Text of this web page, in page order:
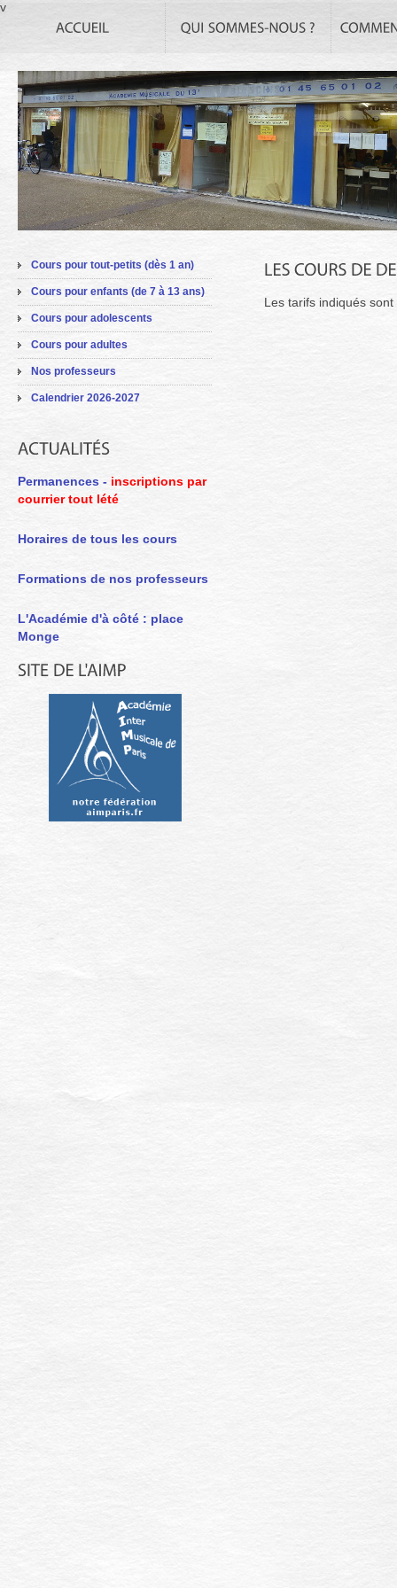
v
Cours pour tout-petits (dès 1 an)
Cours pour enfants (de 7 à 13 ans)
Cours pour adolescents
Cours pour adultes
Nos professeurs
Calendrier 2026-2027
Permanences - inscriptions par
courrier tout lété
Horaires de tous les cours
Formations de nos professeurs
L'Académie d'à côté : place
Monge
Les tarifs indiqués